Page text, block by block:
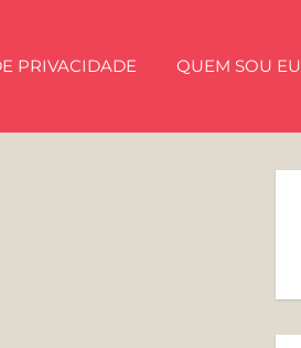
PRIVACIDADE QUEM SOU EU